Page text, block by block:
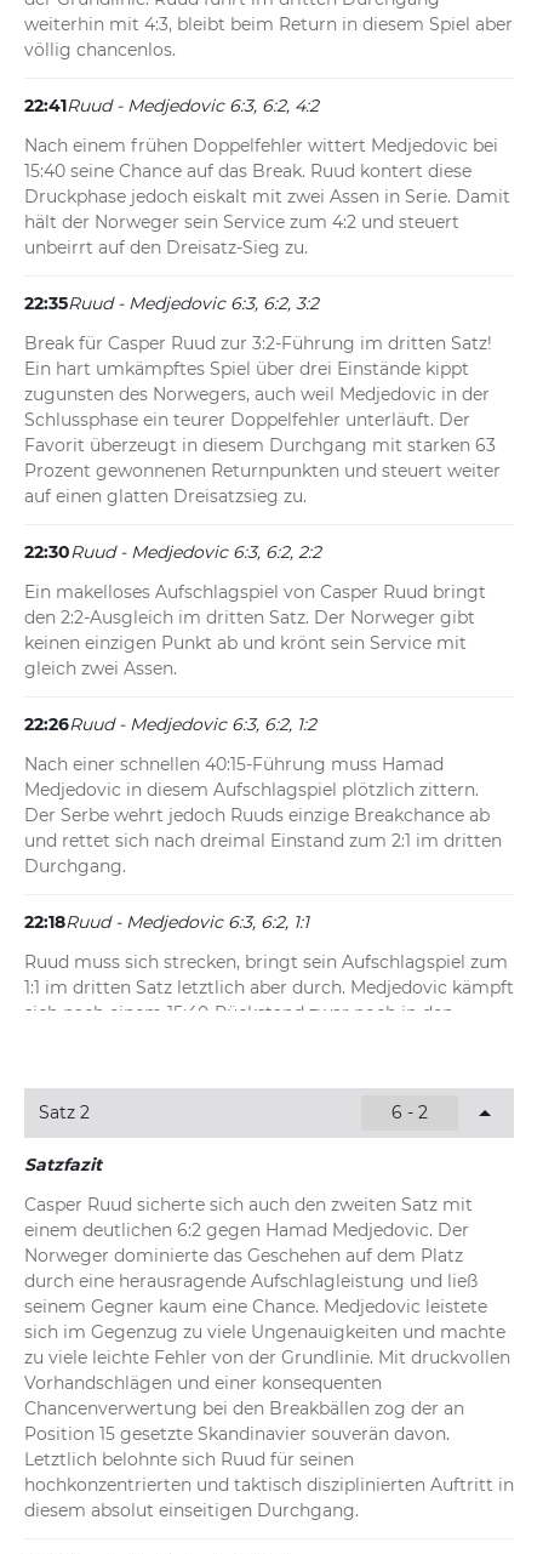
weiterhin mit 4:3, bleibt beim Return in diesem Spiel aber
völlig chancenlos.
22:41Ruud - Medjedovic 6:3, 6:2, 4:2
Nach einem frühen Doppelfehler wittert Medjedovic bei
15:40 seine Chance auf das Break. Ruud kontert diese
Druckphase jedoch eiskalt mit zwei Assen in Serie. Damit
hält der Norweger sein Service zum 4:2 und steuert
unbeirrt auf den Dreisatz-Sieg zu.
22:35Ruud - Medjedovic 6:3, 6:2, 3:2
Break für Casper Ruud zur 3:2-Führung im dritten Satz!
Ein hart umkämpftes Spiel über drei Einstände kippt
zugunsten des Norwegers, auch weil Medjedovic in der
Schlussphase ein teurer Doppelfehler unterläuft. Der
Favorit überzeugt in diesem Durchgang mit starken 63
Prozent gewonnenen Returnpunkten und steuert weiter
auf einen glatten Dreisatzsieg zu.
22:30Ruud - Medjedovic 6:3, 6:2, 2:2
Ein makelloses Aufschlagspiel von Casper Ruud bringt
den 2:2-Ausgleich im dritten Satz. Der Norweger gibt
keinen einzigen Punkt ab und krönt sein Service mit
gleich zwei Assen.
22:26Ruud - Medjedovic 6:3, 6:2, 1:2
Nach einer schnellen 40:15-Führung muss Hamad
Medjedovic in diesem Aufschlagspiel plötzlich zittern.
Der Serbe wehrt jedoch Ruuds einzige Breakchance ab
und rettet sich nach dreimal Einstand zum 2:1 im dritten
Durchgang.
22:18Ruud - Medjedovic 6:3, 6:2, 1:1
Ruud muss sich strecken, bringt sein Aufschlagspiel zum
1:1 im dritten Satz letztlich aber durch. Medjedovic kämpft
sich nach einem 15:40-Rückstand zwar noch in den
Norweger den kleinen Angriff souverän ab und hält
seinen Kurs in Richtung Matchgewinn.
22:14Ruud - Medjedovic 6:3, 6:2, 0:1
Medjedovic eröffnet den dritten Durchgang mit einem
makellosen Aufschlagspiel zu null. Der Serbe geht damit
mühelos mit 1:0 in Führung.
Satz 2 6 - 2
Satzfazit
Casper Ruud sicherte sich auch den zweiten Satz mit
einem deutlichen 6:2 gegen Hamad Medjedovic. Der
Norweger dominierte das Geschehen auf dem Platz
durch eine herausragende Aufschlagleistung und ließ
seinem Gegner kaum eine Chance. Medjedovic leistete
sich im Gegenzug zu viele Ungenauigkeiten und machte
zu viele leichte Fehler von der Grundlinie. Mit druckvollen
Vorhandschlägen und einer konsequenten
Chancenverwertung bei den Breakbällen zog der an
Position 15 gesetzte Skandinavier souverän davon.
Letztlich belohnte sich Ruud für seinen
hochkonzentrierten und taktisch disziplinierten Auftritt in
diesem absolut einseitigen Durchgang.